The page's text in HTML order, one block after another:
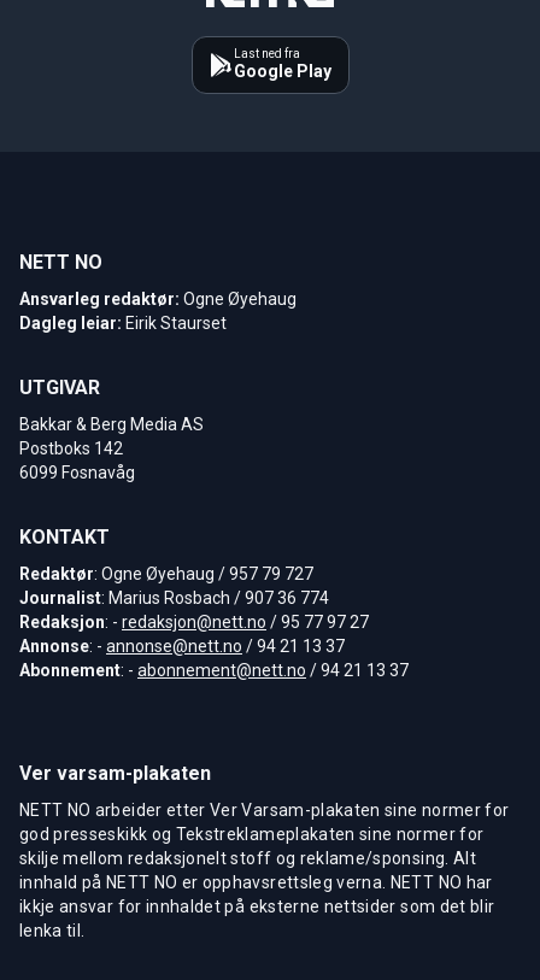
Last ned fra
Google Play
NETT NO
Ansvarleg redaktør: Ogne Øyehaug
Dagleg leiar: Eirik Staurset
UTGIVAR
Bakkar & Berg Media AS
Postboks 142
6099 Fosnavåg
KONTAKT
Redaktør: Ogne Øyehaug / 957 79 727
Journalist: Marius Rosbach / 907 36 774
Redaksjon: - redaksjon@nett.no / 95 77 97 27
Annonse: - annonse@nett.no / 94 21 13 37
Abonnement: - abonnement@nett.no / 94 21 13 37
Ver varsam-plakaten
NETT NO arbeider etter Ver Varsam-plakaten sine normer for
god presseskikk og Tekstreklameplakaten sine normer for
skilje mellom redaksjonelt stoff og reklame/sponsing. Alt
innhald på NETT NO er opphavsrettsleg verna. NETT NO har
ikkje ansvar for innhaldet på eksterne nettsider som det blir
lenka til.